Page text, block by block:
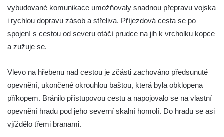
Hrad Stolpen
Hrad Hohnstein
Brtnický hrádek
Hrad Kunětická Hora
Hrad Loket
Skalní hrad Šauenštejn
Hrad Litice u Plzně
vybudované komunikace umožňovaly snadnou přepravu vojska
i rychlou dopravu zásob a střeliva. Příjezdová cesta se po
spojení s cestou od severu otáčí prudce na jih k vrcholku kopce
a zužuje se.
Vlevo na hřebenu nad cestou je zčásti zachováno předsunuté
opevnění, ukončené okrouhlou baštou, která byla obklopena
příkopem. Bránilo přístupovou cestu a napojovalo se na vlastní
opevnění hradu pod jeho severní skalní homolí. Do hradu se asi
vjíždělo třemi branami.